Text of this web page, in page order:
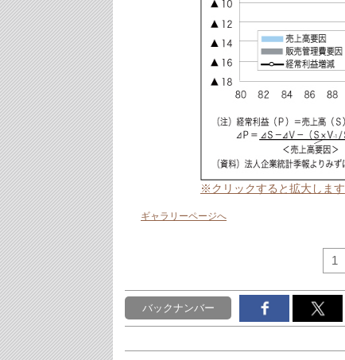
※クリックすると拡大します
ギャラリーページへ
1
バックナンバー